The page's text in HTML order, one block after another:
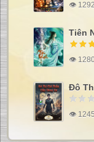
👁
Tiên
👁
Đô
👁